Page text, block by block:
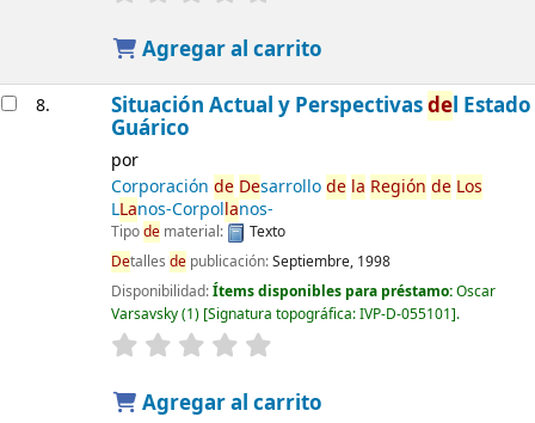
Agregar al carrito
8. Situación Actual y Perspectivasdel Estado
Guárico
por
Corporación de Desarrollode la Región de Los
LLanos-Corpollanos-
Tipodematerial:
Texto
Detalles depublicación:Septiembre, 1998
Disponibilidad:Ítems disponibles para préstamo:Oscar
Varsavsky(1) Signatura topográfica:IVP-D-055101 .
Agregar al carrito